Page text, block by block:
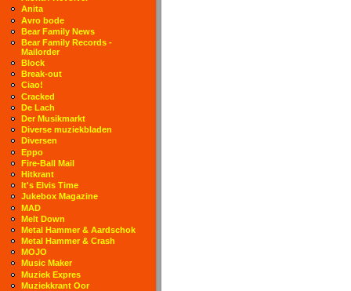
Anita
Avro bode
Bear Family News
Bear Family Records -
Mailorder
Block
Break-out
Ciao!
Cracked
De Lach
Der Musikmarkt
Diverse muziekbladen
Diversen
Eppo
Fire-Ball Mail
Hitkrant
It's Elvis Time
Jukebox Magazine
MAD
Melt Down
Metal Hammer & Aardschok
Metal Hammer & Crash
MOJO
Music Maker
Muziek Expres
Muziekkrant Oor